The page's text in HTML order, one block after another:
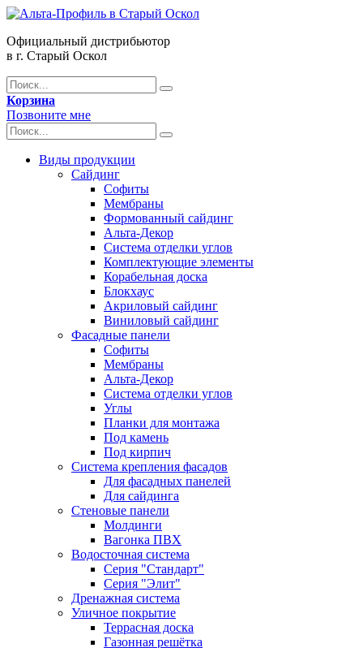
Официальный дистрибьютор
в г. Старый Оскол
Корзина
Позвоните мне
Виды продукции
Сайдинг
Софиты
Мембраны
Формованный сайдинг
Альта-Декор
Система отделки углов
Комплектующие элементы
Корабельная доска
Блокхаус
Акриловый сайдинг
Виниловый сайдинг
Фасадные панели
Софиты
Мембраны
Альта-Декор
Система отделки углов
Углы
Планки для монтажа
Под камень
Под кирпич
Система крепления фасадов
Для фасадных панелей
Для сайдинга
Стеновые панели
Молдинги
Вагонка ПВХ
Водосточная система
Серия "Стандарт"
Серия "Элит"
Дренажная система
Уличное покрытие
Террасная доска
Газонная решётка